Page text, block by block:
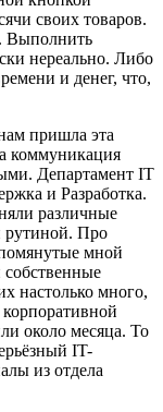
своих товаров.
Выполнить
нереально. Либо
и денег, что,
пришла эта
коммуникация
Департамент IT
и Разработка.
различные
рутиной. Про
мной
настолько много,
около месяца. То
IT-
из отдела